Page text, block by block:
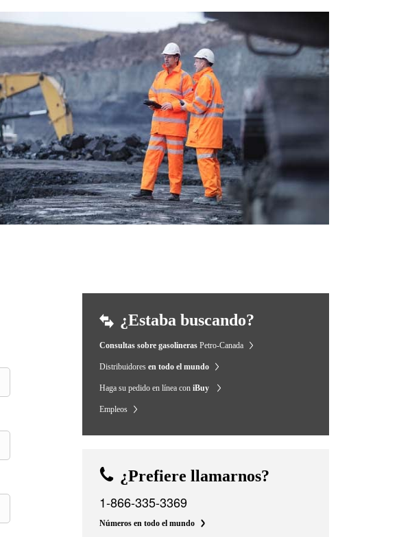
¿Estaba buscando?
Consultas sobre gasolineras Petro-Canada
Distribuidores en todo el mundo
Haga su pedido en línea con iBuy
Empleos
¿Prefiere llamarnos?
1-866-335-3369
Números en todo el mundo